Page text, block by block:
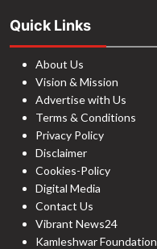
Quick Links
About Us
Vision & Mission
Advertise with Us
Terms & Conditions
Privacy Policy
Disclaimer
Cookies-Policy
Digital Media
Contact Us
Vibrant News24
Kamleshwar Foundation